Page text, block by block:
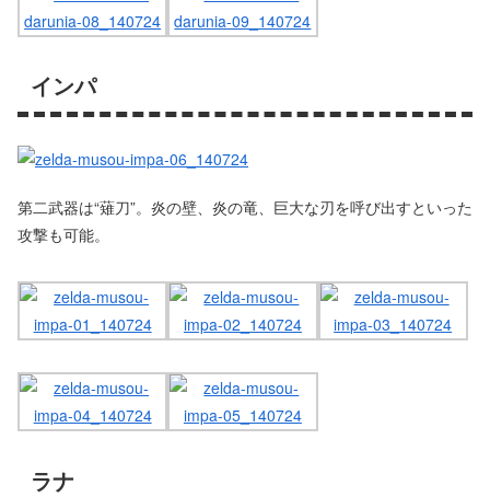
インパ
第二武器は“薙刀”。炎の壁、炎の竜、巨大な刃を呼び出すといった
攻撃も可能。
ラナ